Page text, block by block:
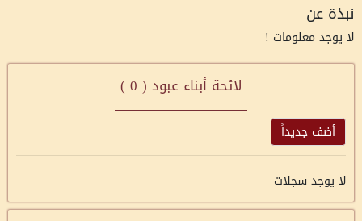
نبذة عن
لا يوجد معلومات !
لائحة أبناء عبود ( 0
)
أضف جديداً
لا يوجد سجلات